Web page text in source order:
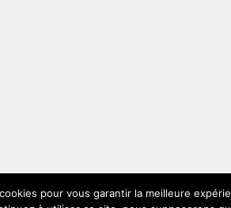
pour vous garantir la meilleure